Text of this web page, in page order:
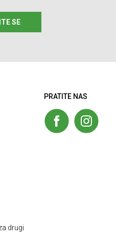
SE
drugi
PRATITE NAS